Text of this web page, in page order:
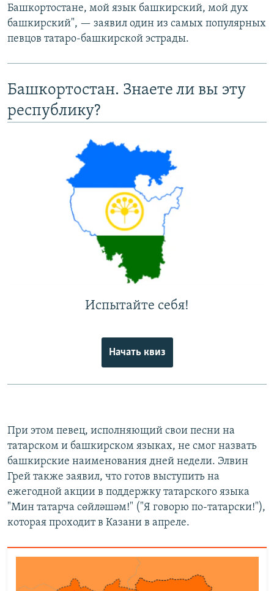
Башкортостане, мой язык башкирский, мой дух
башкирский", — заявил один из самых популярных
певцов татаро-башкирской эстрады.
Башкортостан. Знаете ли вы эту
республику?
Испытайте себя!
Начать квиз
При этом певец, исполняющий свои песни на
татарском и башкирском языках, не смог назвать
башкирские наименования дней недели. Элвин
Грей также заявил, что готов выступить на
ежегодной акции в поддержку татарского языка
"Мин татарча сөйләшәм!" ("Я говорю по-татарски!"),
которая проходит в Казани в апреле.